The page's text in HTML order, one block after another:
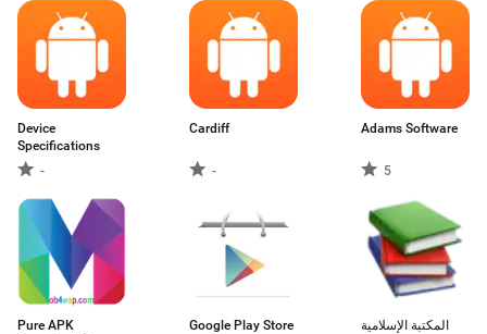
Device
Specifications
-
Cardiff
-
Adams Software
5
Pure APK
Google Play Store المكتبة الإسلامية